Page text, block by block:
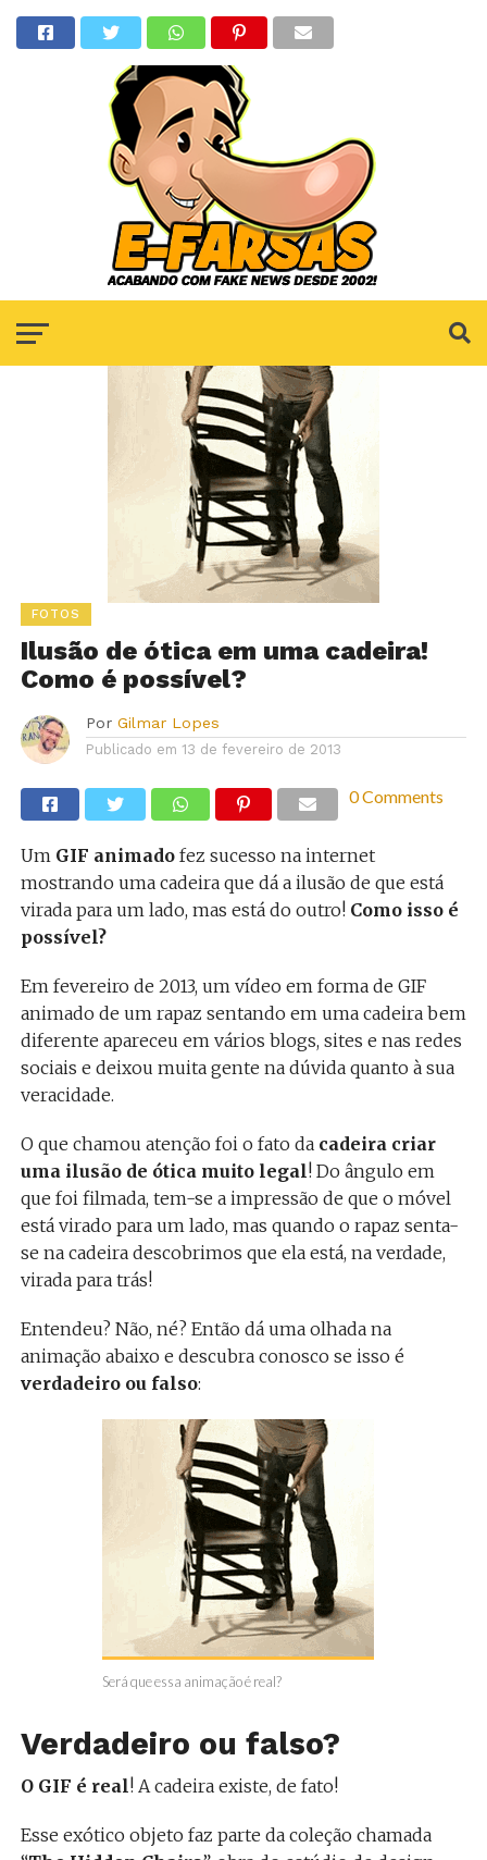
FOTOS
Ilusão de ótica em uma cadeira!
Como é possível?
Por Gilmar Lopes
Publicado em 13 de fevereiro de 2013
0 Comments
Um GIF animadofez sucesso na internet
mostrando uma cadeira que dá a ilusão de que está
virada para um lado, mas está do outro! Como isso é
possível?
Em fevereiro de 2013, um vídeo em forma de GIF
animado de um rapaz sentando em uma cadeira bem
diferente apareceu em vários blogs, sites e nas redes
sociais e deixou muita gente na dúvida quanto à sua
veracidade.
O que chamou atenção foi o fato da cadeira criar
uma ilusão de ótica muito legal! Do ângulo em
que foi filmada, tem-se a impressão de que o móvel
está virado para um lado, mas quando o rapaz senta-
se na cadeira descobrimos que ela está, na verdade,
virada para trás!
Entendeu? Não, né? Então dá uma olhada na
animação abaixo e descubra conosco se isso é
verdadeiro ou falso:
Será que essa animação é real?
Verdadeiro ou falso?
O GIF é real! A cadeira existe, de fato!
Esse exótico objeto faz parte da coleção chamada